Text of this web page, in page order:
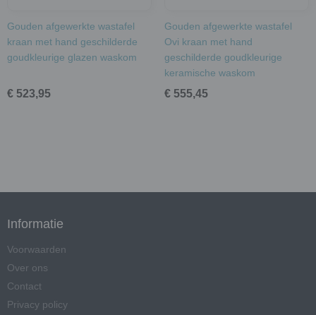
Gouden afgewerkte wastafel
kraan met hand geschilderde
goudkleurige glazen waskom
€ 523,95
Gouden afgewerkte wastafel
Ovi kraan met hand
geschilderde goudkleurige
keramische waskom
€ 555,45
Informatie
Voorwaarden
Over ons
Contact
Privacy policy